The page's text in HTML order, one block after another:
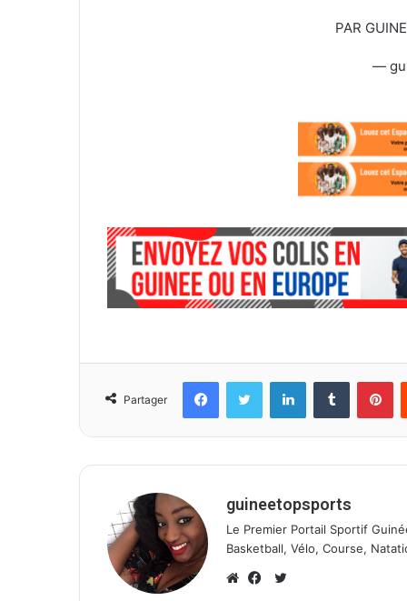
PAR
—
Partager
guineetopsports
Le Premier Portail Sportif
Basketball, Vélo, Course,